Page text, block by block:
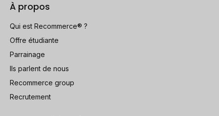
À propos
Qui est Recommerce® ?
Offre étudiante
Parrainage
Ils parlent de nous
Recommerce group
Recrutement